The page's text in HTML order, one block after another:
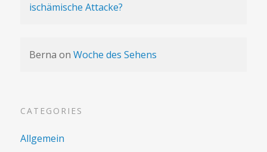
ischämische Attacke?
Berna on Woche des Sehens
CATEGORIES
Allgemein